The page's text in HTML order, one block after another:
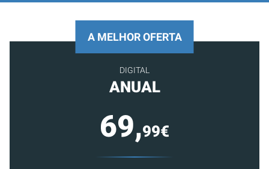
A MELHOR OFERTA
DIGITAL
ANUAL
69,99€